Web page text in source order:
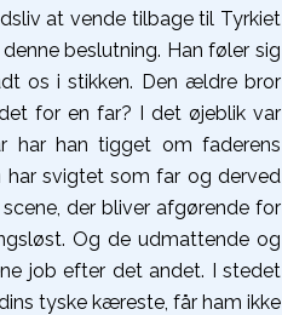
at vende tilbage til Tyrkiet
beslutning. Han føler sig
os i stikken. Den ældre bror
for en far? I det øjeblik var
har han tigget om faderens
har svigtet som far og derved
der bliver afgørende for
Og de udmattende og
job efter det andet. I stedet
tyske kæreste, får ham ikke